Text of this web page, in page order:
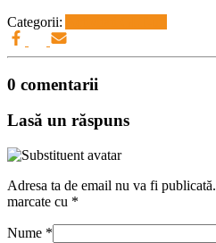
Categorii:
0 comentarii
Lasă un răspuns
Adresa ta de email nu va fi publicată.
marcate cu *
Nume *